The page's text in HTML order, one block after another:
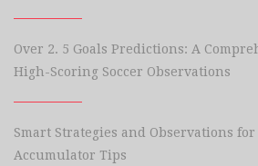
Over 2. 5 Goals Predictions: A
High-Scoring Soccer Observations
Smart Strategies and Observations for
Accumulator Tips